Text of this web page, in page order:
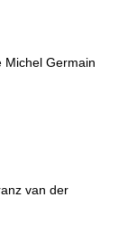
Michel Germain
van der